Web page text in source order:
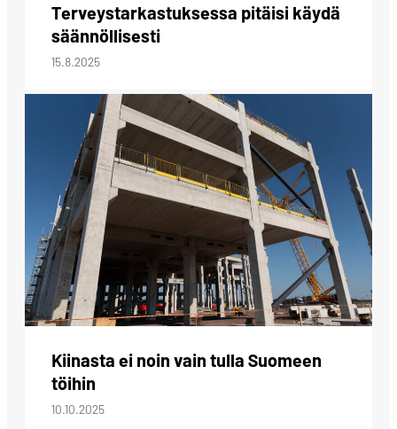
Terveystarkastuksessa pitäisi käydä
säännöllisesti
15.8.2025
Kiinasta ei noin vain tulla Suomeen
töihin
10.10.2025